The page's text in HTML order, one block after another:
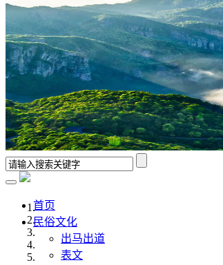
首页
民俗文化
出马出道
表文